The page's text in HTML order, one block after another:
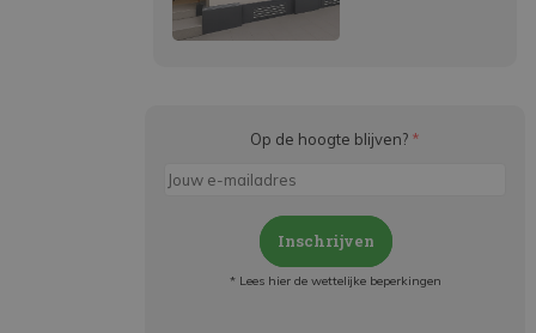
Op de hoogte blijven? *
Inschrijven
* Lees hier de wettelijke beperkingen